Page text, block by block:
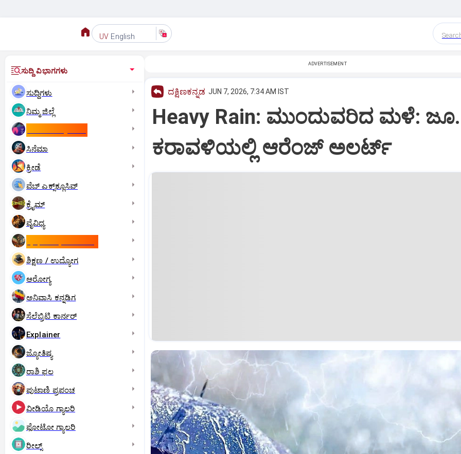
UV English
ಸುದ್ದಿ ವಿಭಾಗಗಳು
ಸುದ್ದಿಗಳು
ನಿಮ್ಮ ಜಿಲ್ಲೆ
ಸಿನೆಮಾ
ಕ್ರೀಡೆ
ವೆಬ್ ಎಕ್ಸ್‌ಕ್ಲೂಸಿವ್
ಕ್ರೈಮ್
ವೈವಿಧ್ಯ
ಶಿಕ್ಷಣ / ಉದ್ಯೋಗ
ಆರೋಗ್ಯ
ಅನಿವಾಸಿ ಕನ್ನಡಿಗ
ಸೆಲೆಬ್ರಿಟಿ ಕಾರ್ನರ್‌
Explainer
ಜ್ಯೋತಿಷ್ಯ
ರಾಶಿ ಫಲ
ಪುಟಾಣಿ ಪ್ರಪಂಚ
ವೀಡಿಯೊ ಗ್ಯಾಲರಿ
ಫೋಟೋ ಗ್ಯಾಲರಿ
ರೀಲ್ಸ್
ADVERTISEMENT
ದಕ್ಷಿಣಕನ್ನಡ JUN 7, 2026, 7:34 AM IST
Heavy Rain: ಮುಂದುವರಿದ ಮಳೆ:
ಕರಾವಳಿಯಲ್ಲಿ ಆರೆಂಜ್‌ ಅಲರ್ಟ್‌